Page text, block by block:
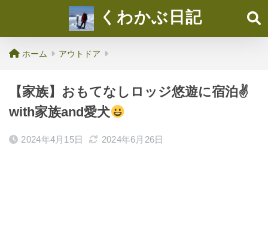
くわかぶ日記
ホーム アウトドア
【家族】おもてなしロッジ悠遊に宿泊✌
with家族and愛犬
2024年4月15日 2024年6月26日